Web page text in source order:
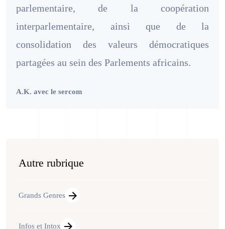
parlementaire, de la coopération
interparlementaire, ainsi que de la
consolidation des valeurs démocratiques
partagées au sein des Parlements africains.
A.K. avec le sercom
Autre rubrique
Grands Genres
Infos et Intox